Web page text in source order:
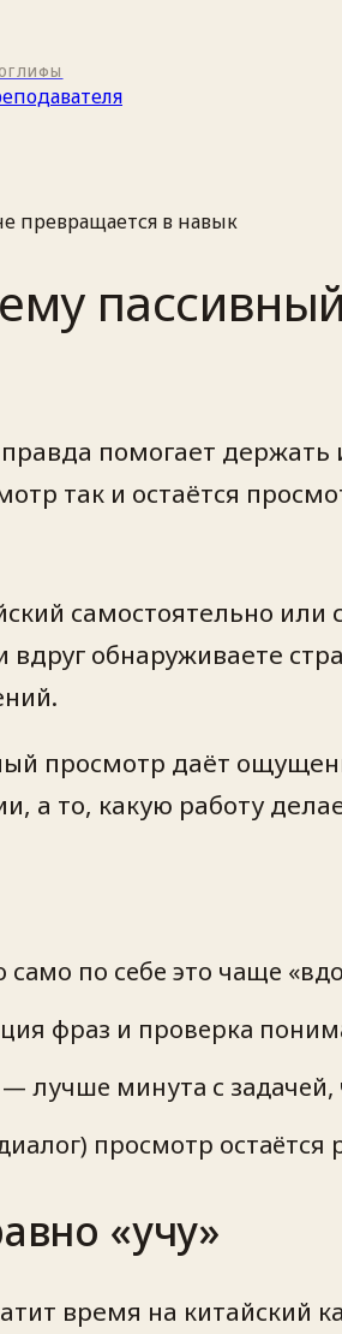
превращается в навык
помогает держать
так и остаётся
самостоятельно
обнаруживаете
просмотр даёт
а то, какую работу
по себе это чаще
фраз и проверка
лучше минута с задачей,
просмотр остаётся
«учу»
время на